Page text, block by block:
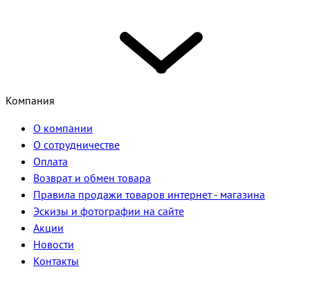
Компания
О компании
О сотрудничестве
Оплата
Возврат и обмен товара
Правила продажи товаров интернет - магазина
Эскизы и фотографии на сайте
Акции
Новости
Контакты